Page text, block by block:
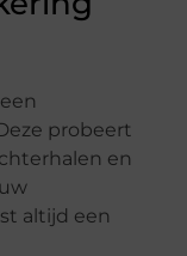
probeert
en
altijd een